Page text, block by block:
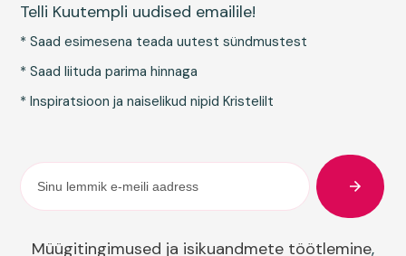
Telli Kuutempli uudised emailile!
* Saad esimesena teada uutest sündmustest
* Saad liituda parima hinnaga
* Inspiratsioon ja naiselikud nipid Kristelilt
Müügitingimused ja isikuandmete töötlemine,